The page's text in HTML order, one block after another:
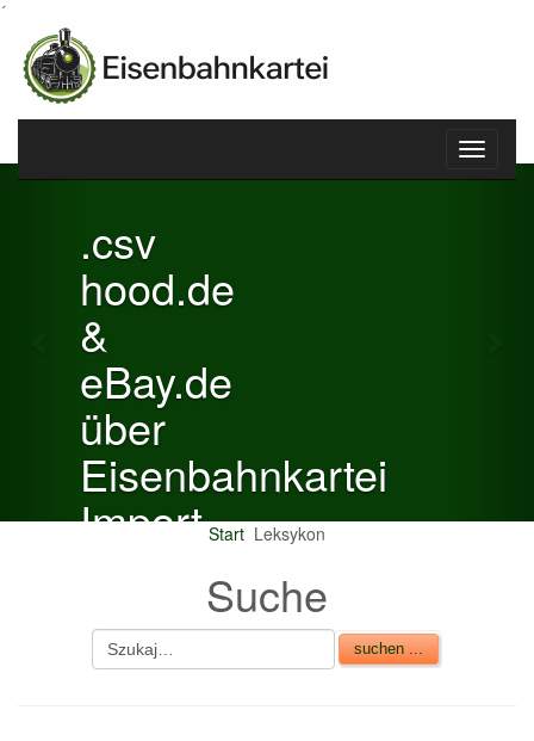
´
Toggle
.csv
hood.de
&
eBay.de
über
Eisenbahnkartei
Import
Verkaufsbetrag an
Gebühren je Inserat
Artikel
Previous
Start Leksykon
Suche